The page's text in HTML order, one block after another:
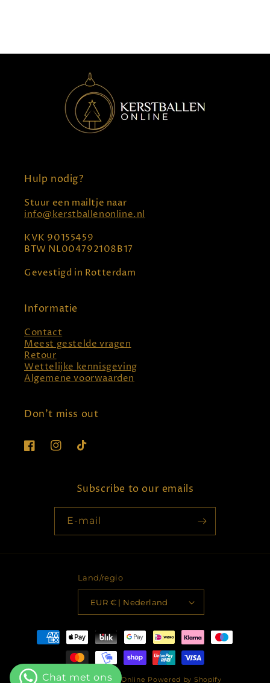
Hulp nodig?
Stuur een mailtje naar
info@kerstballenonline.nl
KVK 90155459
BTW NL004792108B17
Gevestigd in Rotterdam
Informatie
Contact
Meest gestelde vragen
Retour
Wettelijke kennisgeving
Algemene voorwaarden
Don't miss out
FacebookInstagram
TikTok
Subscribe to our emails
E‑mail
Land/regio
EUR € | Nederland
Betaalmethoden
© 2026,Kerstballen Online Powered by Shopify